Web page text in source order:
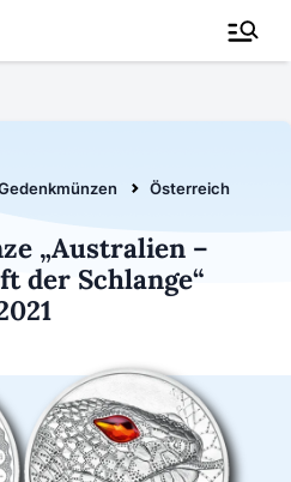
Österreich 2021
„Australien –
der Schlange“